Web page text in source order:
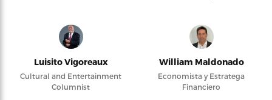
Luisito Vigoreaux
Cultural and Entertainment
Columnist
William Maldonado
Economista y Estratega
Financiero